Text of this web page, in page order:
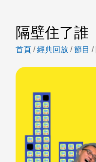
隔壁住了誰
首頁 /經典回放 /節目 /